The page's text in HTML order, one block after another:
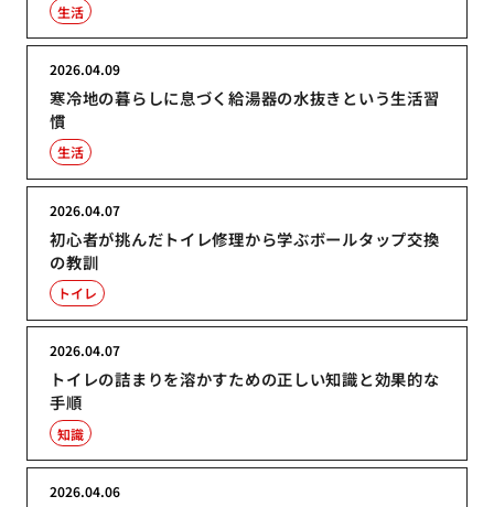
生活
寒冷地の暮らしに息づく給湯器の水抜きという生活習
慣
2026.04.09
生活
初心者が挑んだトイレ修理から学ぶボールタップ交換
の教訓
2026.04.07
トイレ
トイレの詰まりを溶かすための正しい知識と効果的な
手順
2026.04.07
知識
2026.04.06